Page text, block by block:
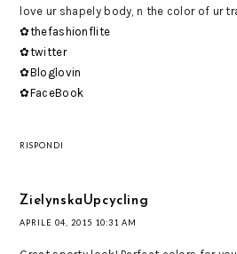
love ur shapely body, n the color of ur
✿thefashionflite
✿twitter
✿Bloglovin
✿FaceBook
RISPONDI
ZielynskaUpcycling
APRILE 04, 2015 10:31 AM